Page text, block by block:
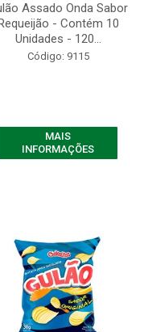
Assado Onda Sabor
- Contém 10
Unidades - 120...
Código: 9115
MAIS
INFORMAÇÕES